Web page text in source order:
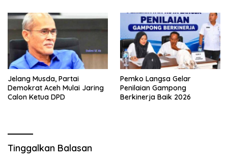
Jelang Musda, Partai
Demokrat Aceh Mulai Jaring
Calon Ketua DPD
Pemko Langsa Gelar
Penilaian Gampong
Berkinerja Baik 2026
Tinggalkan Balasan